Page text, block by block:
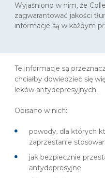
Wyjaśniono w nim, że
zagwarantować jakości
informacje są w każdym
Te informacje są
chciałby dowiedzieć się
leków antydepresyjnych.
Opisano w nich:
powody, dla których
zaprzestanie
jak bezpiecznie
antydepresyjne